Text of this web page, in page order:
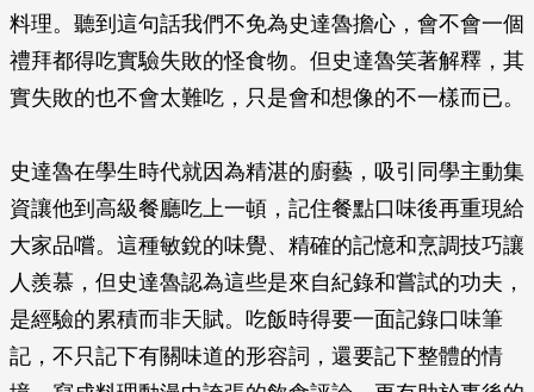
料理。聽到這句話我們不免為史達魯擔心，會不會一個
禮拜都得吃實驗失敗的怪食物。但史達魯笑著解釋，其
實失敗的也不會太難吃，只是會和想像的不一樣而已。
史達魯在學生時代就因為精湛的廚藝，吸引同學主動集
資讓他到高級餐廳吃上一頓，記住餐點口味後再重現給
大家品嚐。這種敏銳的味覺、精確的記憶和烹調技巧讓
人羨慕，但史達魯認為這些是來自紀錄和嘗試的功夫，
是經驗的累積而非天賦。吃飯時得要一面記錄口味筆
記，不只記下有關味道的形容詞，還要記下整體的情